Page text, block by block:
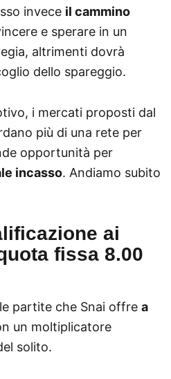
invece il cammino
e sperare in un
altrimenti dovrà
dello spareggio.
i mercati proposti dal
più di una rete per
opportunità per
incasso. Andiamo subito
ai
fissa 8.00
partite che Snai offre a
un moltiplicatore
solito.